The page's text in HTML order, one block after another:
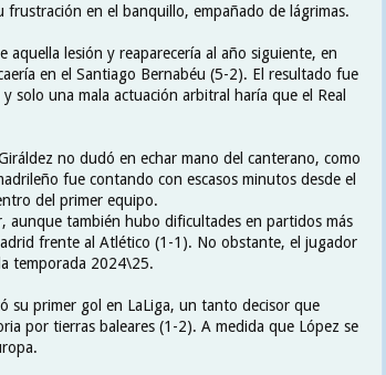
frustración en el banquillo, empañado de lágrimas.
aquella lesión y reaparecería al año siguiente, en
en el Santiago Bernabéu (5-2). El resultado fue
solo una mala actuación arbitral haría que el Real
no dudó en echar mano del canterano, como
fue contando con escasos minutos desde el
del primer equipo.
aunque también hubo dificultades en partidos más
frente al Atlético (1-1). No obstante, el jugador
temporada 2024\25.
su primer gol en LaLiga, un tanto decisor que
por tierras baleares (1-2). A medida que López se